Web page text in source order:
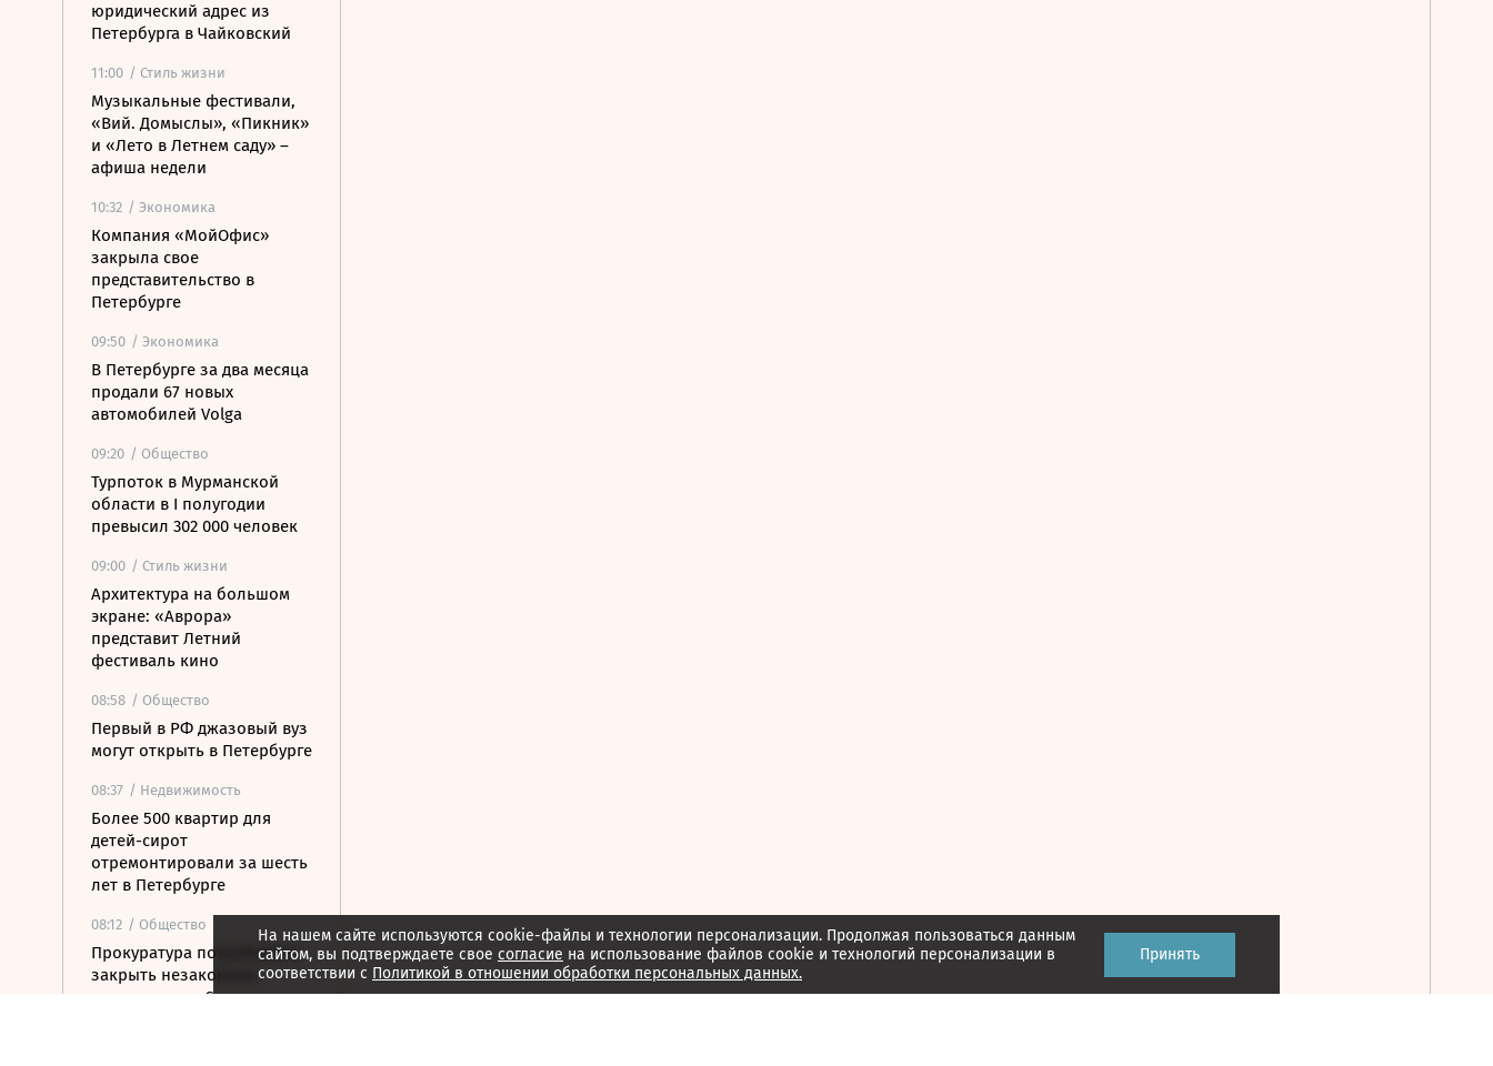
юридический адрес из
Петербурга в Чайковский
11:00 / Стиль жизни
Музыкальные фестивали,
«Вий. Домыслы», «Пикник»
и «Лето в Летнем саду» –
афиша недели
10:32 / Экономика
Компания «МойОфис»
закрыла свое
представительство в
Петербурге
09:50 / Экономика
В Петербурге за два месяца
продали 67 новых
автомобилей Volga
09:20 / Общество
Турпоток в Мурманской
области в I полугодии
превысил 302 000 человек
09:00 / Стиль жизни
Архитектура на большом
экране: «Аврора»
представит Летний
фестиваль кино
08:58 / Общество
Первый в РФ джазовый вуз
могут открыть в Петербурге
08:37 / Недвижимость
Более 500 квартир для
детей-сирот
отремонтировали за шесть
лет в Петербурге
08:12 / Общество
Прокуратура потребовала
закрыть незаконные
пансионаты в Стрельне
На нашем сайте используются cookie-файлы и технологии персонализации. Продолжая пользоваться данным
сайтом, вы подтверждаете свое согласие на использование файлов cookie и технологий персонализации в
соответствии с Политикой в отношении обработки персональных данных.
Принять